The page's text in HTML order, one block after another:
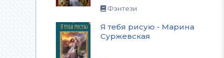
Фэнтези
Я тебя рисую - Марина
Суржевская